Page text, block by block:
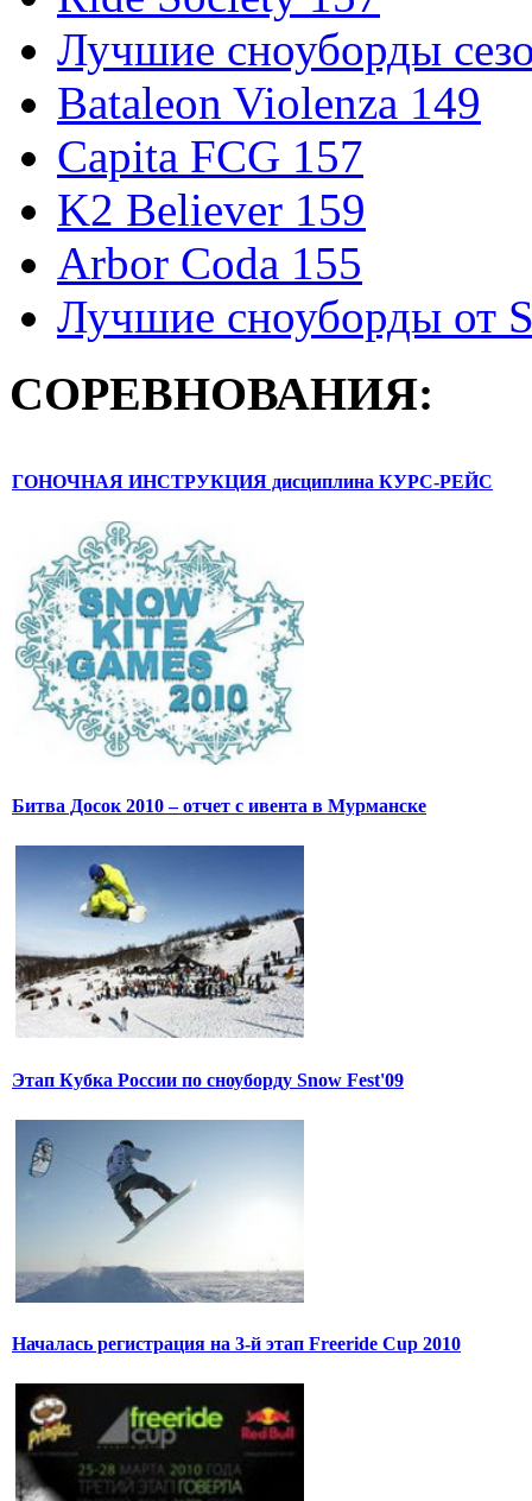
Лучшие сноуборды
Bataleon Violenza 149
Capita FCG 157
K2 Believer 159
Arbor Coda 155
Лучшие сноуборды от
СОРЕВНОВАНИЯ:
ГОНОЧНАЯ ИНСТРУКЦИЯ дисциплина КУРС-РЕЙС
Битва Досок 2010 – отчет с ивента в Мурманске
Этап Кубка России по сноуборду Snow Fest'09
Началась регистрация на 3-й этап Freeride Cup 2010